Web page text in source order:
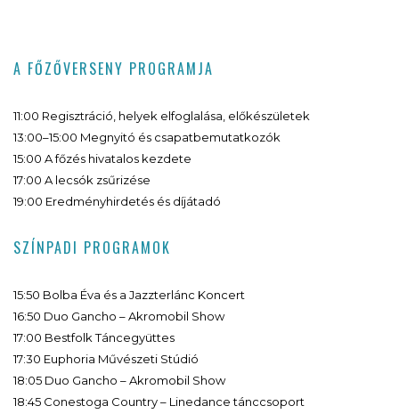
A FŐZŐVERSENY PROGRAMJA
11:00 Regisztráció, helyek elfoglalása, előkészületek
13:00–15:00 Megnyitó és csapatbemutatkozók
15:00 A főzés hivatalos kezdete
17:00 A lecsók zsűrizése
19:00 Eredményhirdetés és díjátadó
SZÍNPADI PROGRAMOK
15:50 Bolba Éva és a Jazzterlánc Koncert
16:50 Duo Gancho – Akromobil Show
17:00 Bestfolk Táncegyüttes
17:30 Euphoria Művészeti Stúdió
18:05 Duo Gancho – Akromobil Show
18:45 Conestoga Country – Linedance tánccsoport